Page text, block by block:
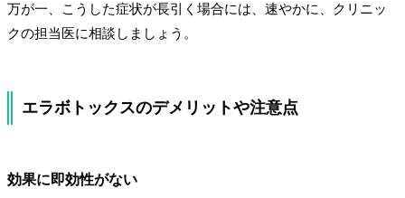
万が一、こうした症状が長引く場合には、速やかに、クリニッ
クの担当医に相談しましょう。
エラボトックスのデメリットや注意点
効果に即効性がない